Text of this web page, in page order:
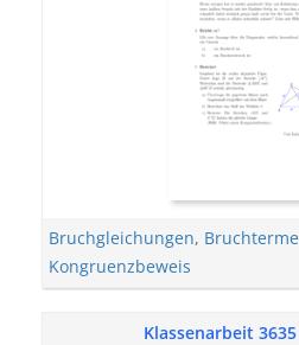
Bruchgleichungen, Bruchterme
Kongruenzbeweis
Klassenarbeit 3635